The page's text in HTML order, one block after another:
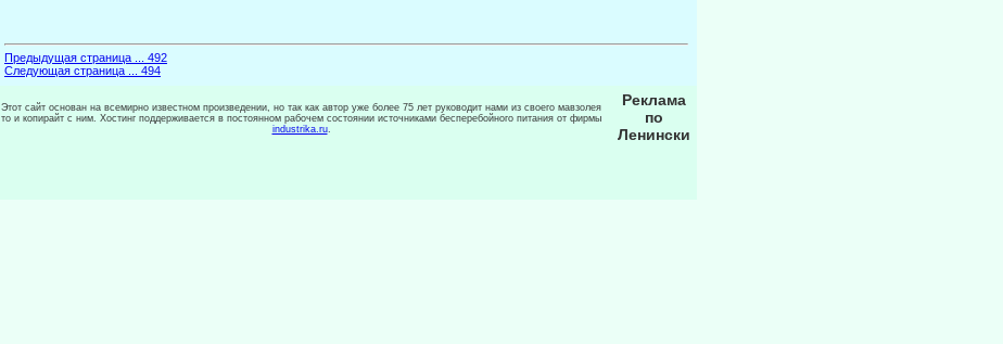
Предыдущая страница ... 492
Следующая страница ... 494
Этот сайт основан на всемирно известном произведении, но так как автор уже более 75 лет руководит нами из своего мавзолея
то и копирайт с ним. Хостинг поддерживается в постоянном рабочем состоянии источниками бесперебойного питания от фирмы
industrika.ru.
Реклама
по
Ленински